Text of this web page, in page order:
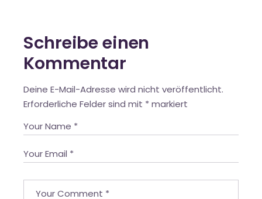
Schreibe einen
Kommentar
Deine E-Mail-Adresse wird nicht veröffentlicht.
Erforderliche Felder sind mit * markiert